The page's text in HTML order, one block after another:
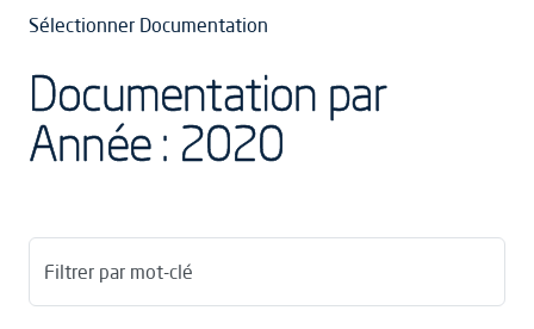
Sélectionner Documentation
Documentation par
Année : 2020
Filtrer par mot-clé